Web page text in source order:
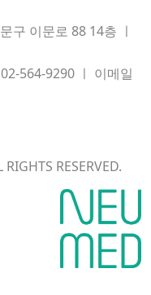
구 이문로 88 14층 ㅣ
564-9290 ㅣ 이메일
RESERVED.